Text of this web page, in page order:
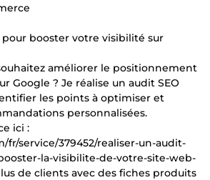
booster votre visibilité sur
améliorer le positionnement
Google ? Je réalise un audit SEO
les points à optimiser et
personnalisées.
ici :
fr/service/379452/realiser-un-audit-
la-visibilite-de-votre-site-web-
de clients avec des fiches produits